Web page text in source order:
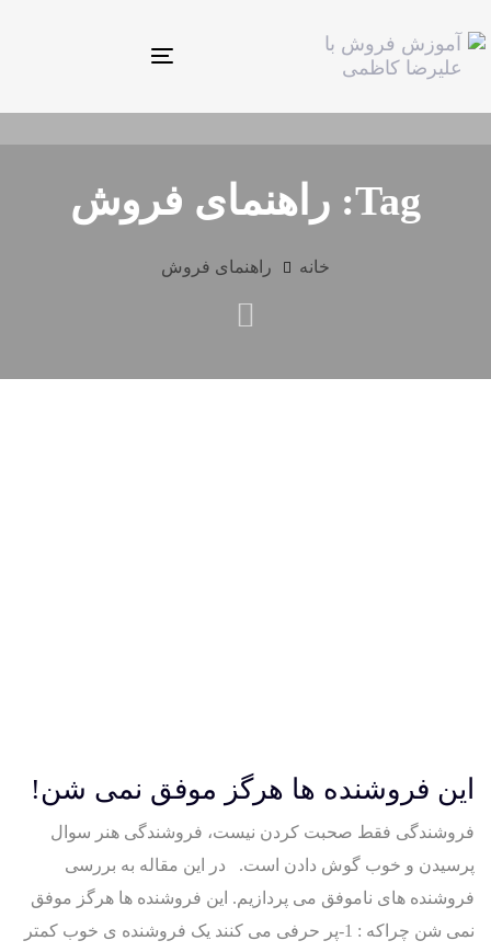
Tag: راهنمای فروش
خانه راهنمای فروش
این فروشنده ها هرگز موفق نمی شن!
فروشندگی فقط صحبت کردن نیست، فروشندگی هنر سوال
پرسیدن و خوب گوش دادن است. در این مقاله به بررسی
فروشنده های ناموفق می پردازیم. این فروشنده ها هرگز موفق
نمی شن چراکه : 1-پر حرفی می کنند یک فروشنده ی خوب کمتر